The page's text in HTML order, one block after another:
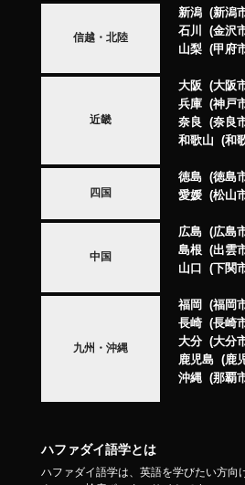
信越・北陸
新潟 新潟
石川
金沢
山梨
甲府
近畿
大阪 大阪
兵庫
神戸
奈良
奈良
和歌山
和
四国
徳島 徳島
愛媛
松山
中国
広島 広島
島根
出雲
山口
下関
九州・沖縄
福岡 福岡
長崎
長崎
大分
大分
鹿児島
鹿
沖縄
那覇
ハファダイ語学とは
ハファダイ語学は、英語を学びたい方向